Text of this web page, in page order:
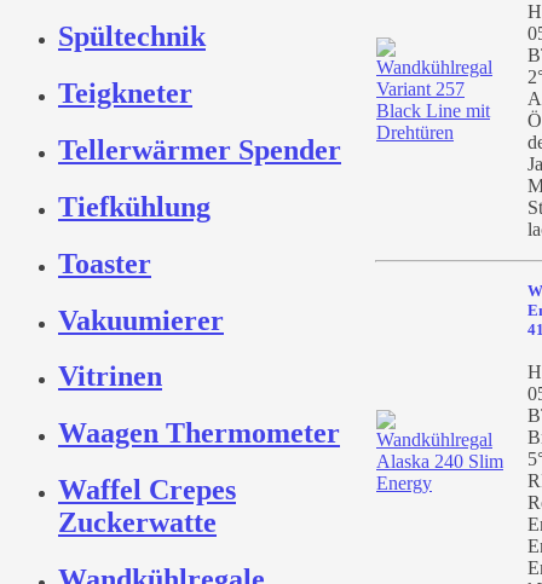
Spültechnik
Teigkneter
Tellerwärmer Spender
Tiefkühlung
Toaster
Vakuumierer
Vitrinen
Waagen Thermometer
Waffel Crepes
Zuckerwatte